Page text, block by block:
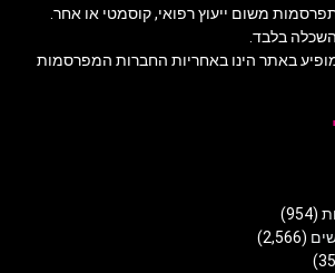
משום ייעוץ רפואי, קוסמטי או אחר.
בלבד.
באתר הינו באחריות החברות המפרסמות
(954)
(2,566)